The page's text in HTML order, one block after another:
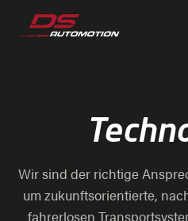
Zum Hauptinhalt springen
Zum Footer springen
Zum Ende der Navigation
Zum Beginn der Navigation
Wir sind der richtige
um zukunftsorientierte,
fahrerlosen